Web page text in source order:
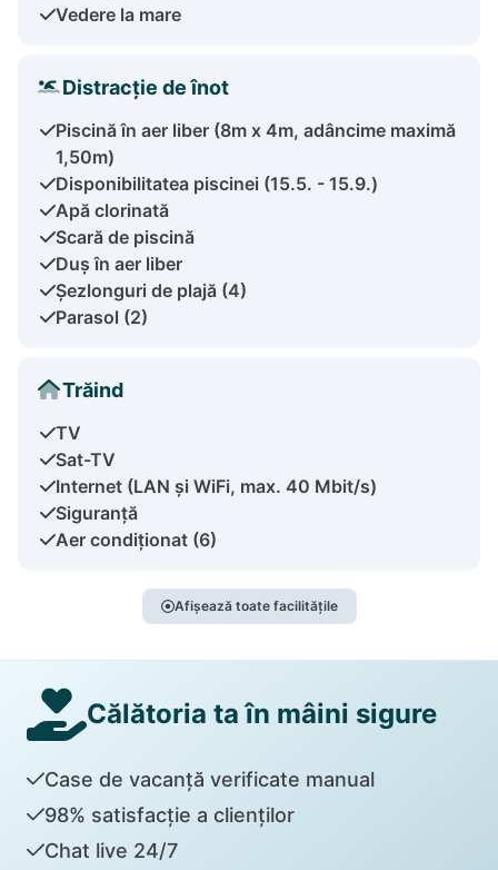
Vedere la mare
Distracție de înot
Piscină în aer liber (8m x 4m, adâncime maximă
1,50m)
Disponibilitatea piscinei (15.5. - 15.9.)
Apă clorinată
Scară de piscină
Duș în aer liber
Șezlonguri de plajă (4)
Parasol (2)
Trăind
TV
Sat-TV
Internet (LAN și WiFi, max. 40 Mbit/s)
Siguranță
Aer condiționat (6)
Afișează toate facilitățile
Călătoria ta în mâini sigure
Case de vacanță verificate manual
98% satisfacție a clienților
Chat live 24/7